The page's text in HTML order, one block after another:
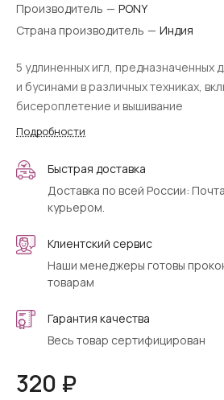
Производитель — PONY
Страна производитель — Индия
5 удлиненных игл, предназначенных
и бусинами в различных техниках,
бисероплетение и вышивание
Подробности
Быстрая доставка
Доставка по всей России:
курьером.
Клиентский сервис
Наши менеджеры готовы
товарам
Гарантия качества
Весь товар сертифицирован
320 ₽